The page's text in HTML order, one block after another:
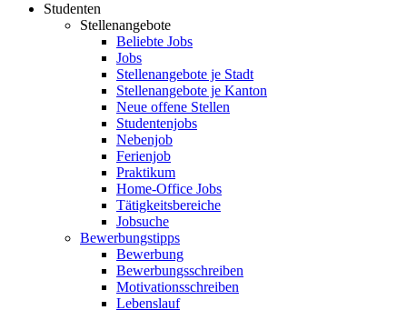
Studenten
Stellenangebote
Beliebte Jobs
Jobs
Stellenangebote je Stadt
Stellenangebote je Kanton
Neue offene Stellen
Studentenjobs
Nebenjob
Ferienjob
Praktikum
Home-Office Jobs
Tätigkeitsbereiche
Jobsuche
Bewerbungstipps
Bewerbung
Bewerbungsschreiben
Motivationsschreiben
Lebenslauf